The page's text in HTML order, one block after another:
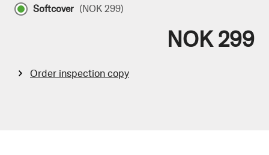
Softcover (NOK 299)
NOK 299
Order inspection copy